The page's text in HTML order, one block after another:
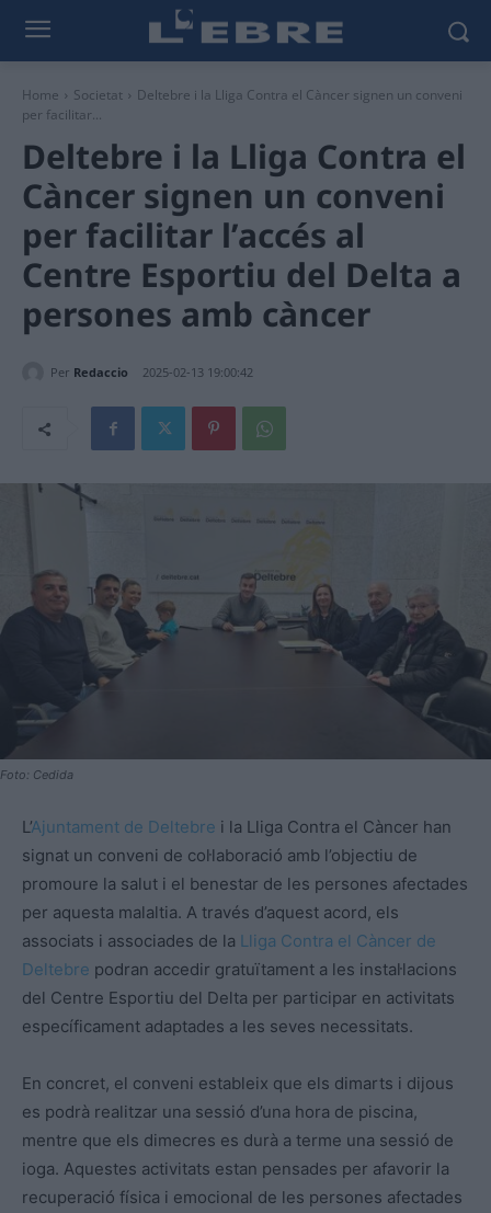
Home Societat
Deltebre i la Lliga Contra el Càncer signen un conveni
per facilitar...
Deltebre i la Lliga Contra el
Càncer signen un conveni
per facilitar l’accés al
Centre Esportiu del Delta a
persones amb càncer
Per Redaccio 2025-02-13 19:00:42
Foto: Cedida
L’Ajuntament de Deltebre i la Lliga Contra el Càncer han
signat un conveni de col·laboració amb l’objectiu de
promoure la salut i el benestar de les persones afectades
per aquesta malaltia. A través d’aquest acord, els
associats i associades de la Lliga Contra el Càncer de
Deltebre podran accedir gratuïtament a les instal·lacions
del Centre Esportiu del Delta per participar en activitats
específicament adaptades a les seves necessitats.
En concret, el conveni estableix que els dimarts i dijous
es podrà realitzar una sessió d’una hora de piscina,
mentre que els dimecres es durà a terme una sessió de
ioga. Aquestes activitats estan pensades per afavorir la
recuperació física i emocional de les persones afectades